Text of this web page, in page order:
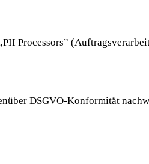
Processors”
DSGVO-Konformität